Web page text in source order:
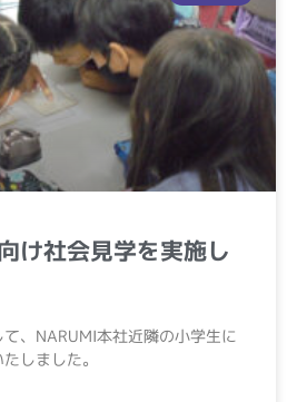
け社会見学を実施し
、NARUMI本社近隣の小学生に
しました。